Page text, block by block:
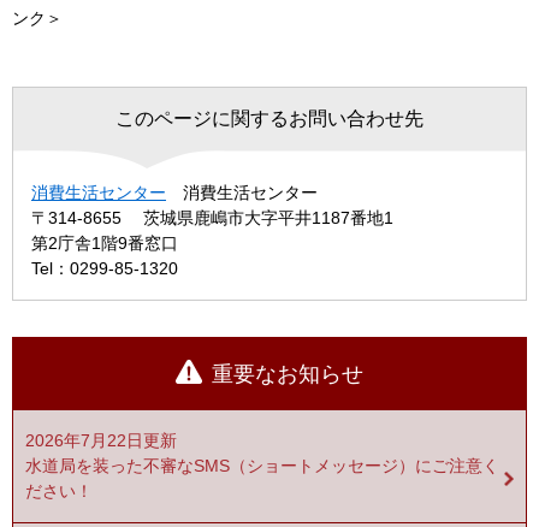
ンク＞
このページに関するお問い合わせ先
消費生活センター
消費生活センター
〒314-8655
茨城県鹿嶋市大字平井1187番地1
第2庁舎1階9番窓口
Tel：0299-85-1320
重要なお知らせ
2026年7月22日更新
水道局を装った不審なSMS（ショートメッセージ）にご注意く
ださい！